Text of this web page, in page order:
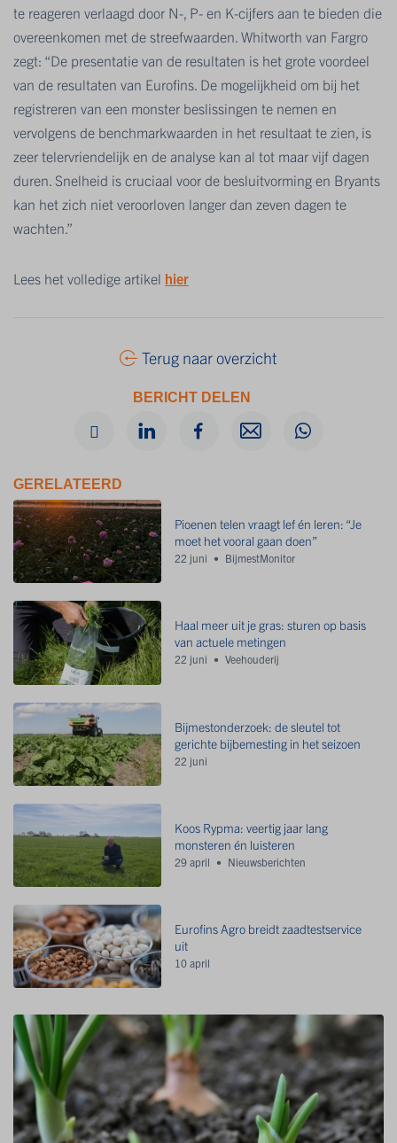
te reageren verlaagd door N-, P- en K-cijfers aan te bieden die
overeenkomen met de streefwaarden. Whitworth van Fargro
zegt: “De presentatie van de resultaten is het grote voordeel
van de resultaten van Eurofins. De mogelijkheid om bij het
registreren van een monster beslissingen te nemen en
vervolgens de benchmarkwaarden in het resultaat te zien, is
zeer telervriendelijk en de analyse kan al tot maar vijf dagen
duren. Snelheid is cruciaal voor de besluitvorming en Bryants
kan het zich niet veroorloven langer dan zeven dagen te
wachten.”
Lees het volledige artikel hier
Terug naar overzicht
BERICHT DELEN
GERELATEERD
Pioenen telen vraagt lef én leren: “Je
moet het vooral gaan doen”
22 juni BijmestMonitor
Haal meer uit je gras: sturen op basis
van actuele metingen
22 juni Veehouderij
Bijmestonderzoek: de sleutel tot
gerichte bijbemesting in het seizoen
22 juni
Koos Rypma: veertig jaar lang
monsteren én luisteren
29 april Nieuwsberichten
Eurofins Agro breidt zaadtestservice
uit
10 april